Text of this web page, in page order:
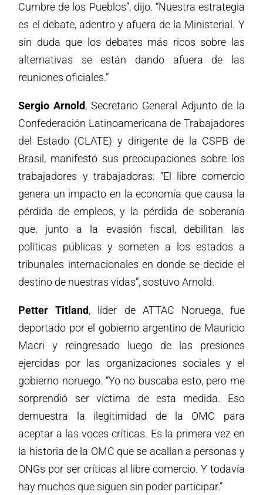
Cumbre de los Pueblos”, dijo. “Nuestra estrategia
es el debate, adentro y afuera de la Ministerial. Y
sin duda que los debates más ricos sobre las
alternativas se están dando afuera de las
reuniones oficiales.”
Sergio Arnold, Secretario General Adjunto de la
Confederación Latinoamericana de Trabajadores
del Estado (CLATE) y dirigente de la CSPB de
Brasil, manifestó sus preocupaciones sobre los
trabajadores y trabajadoras: “El libre comercio
genera un impacto en la economía que causa la
pérdida de empleos, y la pérdida de soberanía
que, junto a la evasión fiscal, debilitan las
políticas públicas y someten a los estados a
tribunales internacionales en donde se decide el
destino de nuestras vidas”, sostuvo Arnold.
Petter Titland, líder de ATTAC Noruega, fue
deportado por el gobierno argentino de Mauricio
Macri y reingresado luego de las presiones
ejercidas por las organizaciones sociales y el
gobierno noruego. “Yo no buscaba esto, pero me
sorprendió ser víctima de esta medida. Eso
demuestra la ilegitimidad de la OMC para
aceptar a las voces críticas. Es la primera vez en
la historia de la OMC que se acallan a personas y
ONGs por ser críticas al libre comercio. Y todavía
hay muchos que siguen sin poder participar.”